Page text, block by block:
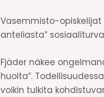
Vasemmisto-opiskelijat
anteliasta”
Fjäder näkee
huolta”.
voikin tulkita